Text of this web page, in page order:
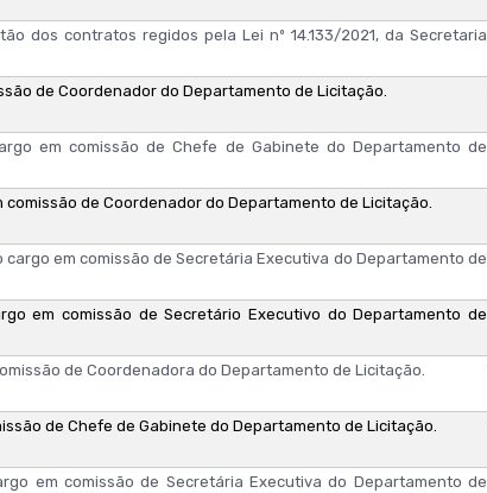
dos contratos regidos pela Lei nº 14.133/2021, da Secretaria
de Coordenador do Departamento de Licitação.
em comissão de Chefe de Gabinete do Departamento de
comissão de Coordenador do Departamento de Licitação.
cargo em comissão de Secretária Executiva do Departamento de
em comissão de Secretário Executivo do Departamento de
de Coordenadora do Departamento de Licitação.
de Chefe de Gabinete do Departamento de Licitação.
em comissão de Secretária Executiva do Departamento de